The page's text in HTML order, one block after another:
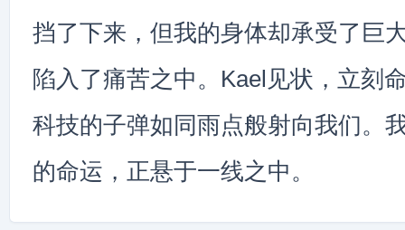
挡了下来，但我的身体却承受了巨
陷入了痛苦之中。Kael见状，立刻
科技的子弹如同雨点般射向我们。
的命运，正悬于一线之中。